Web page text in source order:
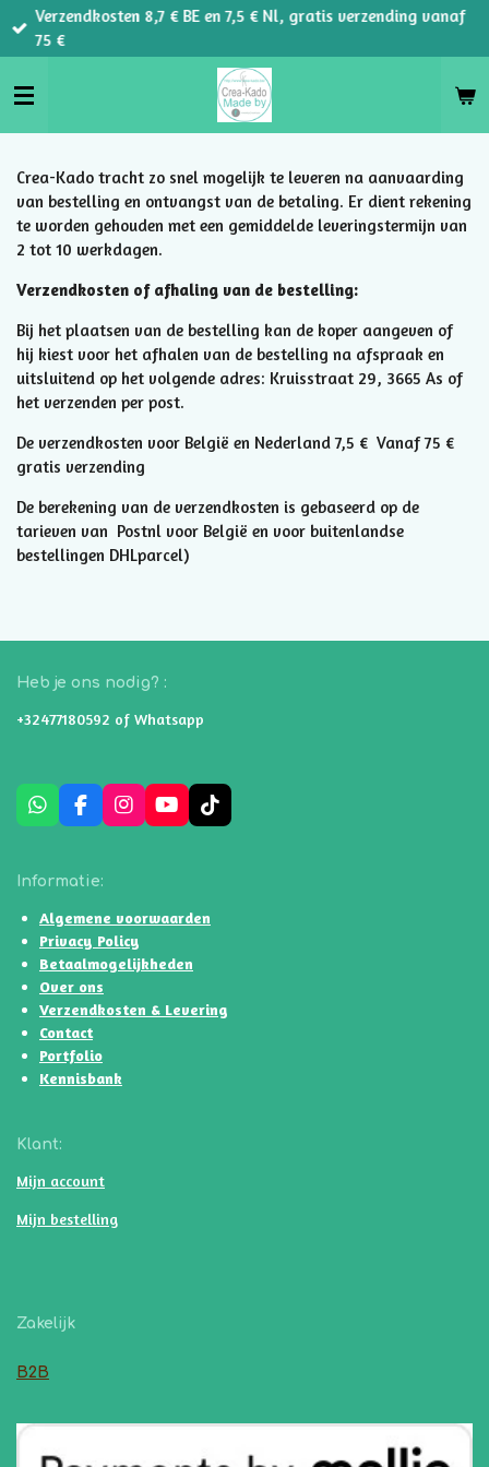
Ga
direct
de
Verzendkosten 8,7 € BE en 7,5 € Nl, gratis verzending vanaf
75 €
Crea-Kado tracht zo snel mogelijk te leveren na aanvaarding
van bestelling en ontvangst van de betaling. Er dient rekening
te worden gehouden met een gemiddelde leveringstermijn van
2 tot 10 werkdagen.
Verzendkosten of afhaling van de bestelling:
Bij het plaatsen van de bestelling kan de koper aangeven of
hij kiest voor het afhalen van de bestelling na afspraak en
uitsluitend op het volgende adres: Kruisstraat 29, 3665 As of
het verzenden per post.
De verzendkosten voor België en Nederland 7,5 € Vanaf 75 €
gratis verzending
De berekening van de verzendkosten is gebaseerd op de
tarieven van Postnl voor België en voor buitenlandse
bestellingen DHLparcel)
Heb je ons nodig? :
+32477180592 of Whatsapp
W
h
t
s
A
p
p
F
a
e
b
o
o
k
I
n
g
r
a
m
Y
o
b
e
T
i
k
Informatie:
Algemene voorwaarden
Privacy Policy
Betaalmogelijkheden
Over ons
Verzendkosten & Levering
Contact
Portfolio
Kennisbank
Klant:
Mijn account
Mijn bestelling
Zakelijk
B2B